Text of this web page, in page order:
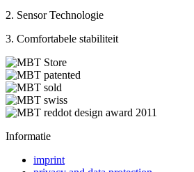
2. Sensor Technologie
3. Comfortabele stabiliteit
Informatie
imprint